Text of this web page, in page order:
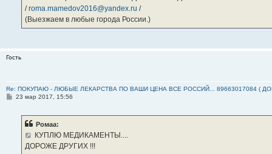
/roma.mamedov2016@yandex.ru /
(Выезжаем в любые города России.)
Гость
Re: ПОКУПАЮ - ЛЮБЫЕ ЛЕКАРСТВА ПО ВАШИ ЦЕНА ВСЕ РОССИЙ... 89663017084 (
С23 мар 2017, 15:56
Ромаа:
КУПЛЮ МЕДИКАМЕНТЫ....
ДОРОЖЕ ДРУГИХ !!!